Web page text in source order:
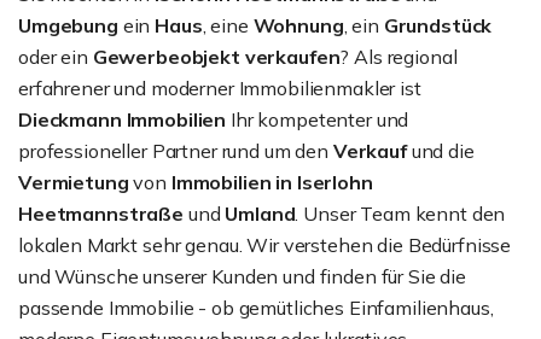
Umgebung ein Haus, eine Wohnung, ein Grundstück
oder ein Gewerbeobjekt verkaufen? Als regional
erfahrener und moderner Immobilienmakler ist
Dieckmann Immobilien Ihr kompetenter und
professioneller Partner rund um den Verkaufund die
Vermietungvon Immobilien in Iserlohn
Heetmannstraße und Umland. Unser Team kennt den
lokalen Markt sehr genau. Wir verstehen die Bedürfnisse
und Wünsche unserer Kunden und finden für Sie die
passende Immobilie - ob gemütliches Einfamilienhaus,